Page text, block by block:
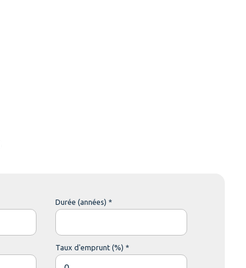
Durée (années) *
Taux d'emprunt (%) *